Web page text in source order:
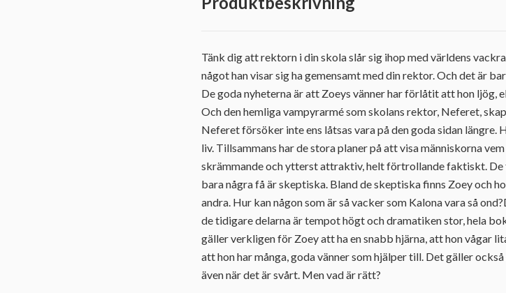
Tänk dig att rektorn i din skola slår sig ihop med världens
något han visar sig ha gemensamt med din rektor. Och det är
De goda nyheterna är att Zoeys vänner har förlåtit att hon
Och den hemliga vampyrarmé som skolans rektor, Neferet,
Neferet försöker inte ens låtsas vara på den goda sidan längre.
liv. Tillsammans har de stora planer på att visa människorna
skrämmande och ytterst attraktiv, helt förtrollande faktiskt. De
bara några få är skeptiska. Bland de skeptiska finns Zoey och
andra. Hur kan någon som är så vacker som Kalona vara så
de tidigare delarna är tempot högt och dramatiken stor, hela
gäller verkligen för Zoey att ha en snabb hjärna, att hon vågar
att hon har många, goda vänner som hjälper till. Det gäller
även när det är svårt. Men vad är rätt?